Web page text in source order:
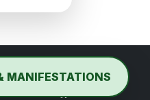
MANIFESTATIONS